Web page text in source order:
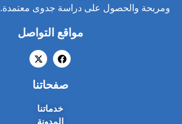
ومربحة والحصول على دراسة جدوى معتمدة.
مواقع التواصل
صفحاتنا
خدماتنا
المدونة